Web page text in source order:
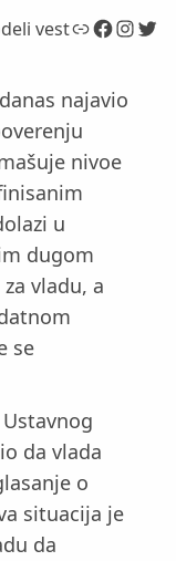
vestLink Facebook InstagramTwitter
najavio
nivoe
u
dugom
vladu, a
se
da vlada
o
situacija je
da